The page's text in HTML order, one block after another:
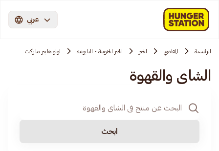
عربي
الرئيسية المقاضي الخبر الخبر الجنوبية - البايونيه لولو هايبر ماركت
الشاي والقهوة
ابحث